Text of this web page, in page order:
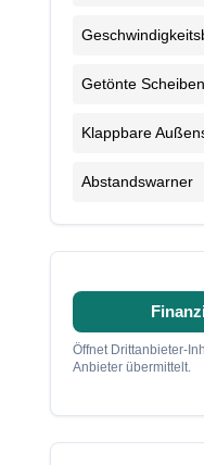
Getönte Scheiben
Klappbare
Abstandswarner
Öffnet Drittanbieter-
Anbieter übermittelt.